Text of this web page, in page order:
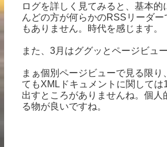
ログを詳しく見てみると、基本
んどの方が何らかのRSSリーダ
もありません。時代を感じます。
また、3月はググッとページビュ
まぁ個別ページビューで見る限
てもXMLドキュメントに関して
出すところがありませんね。個
る物が良いですね。